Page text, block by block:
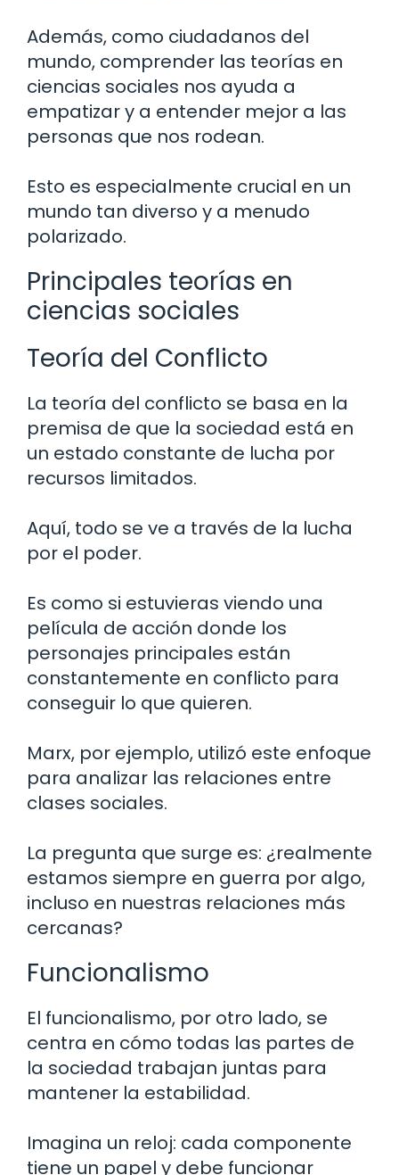
Además, como ciudadanos del
mundo, comprender las teorías en
ciencias sociales nos ayuda a
empatizar y a entender mejor a las
personas que nos rodean.
Esto es especialmente crucial en un
mundo tan diverso y a menudo
polarizado.
Principales teorías en
ciencias sociales
Teoría del Conflicto
La teoría del conflicto se basa en la
premisa de que la sociedad está en
un estado constante de lucha por
recursos limitados.
Aquí, todo se ve a través de la lucha
por el poder.
Es como si estuvieras viendo una
película de acción donde los
personajes principales están
constantemente en conflicto para
conseguir lo que quieren.
Marx, por ejemplo, utilizó este enfoque
para analizar las relaciones entre
clases sociales.
La pregunta que surge es: ¿realmente
estamos siempre en guerra por algo,
incluso en nuestras relaciones más
cercanas?
Funcionalismo
El funcionalismo, por otro lado, se
centra en cómo todas las partes de
la sociedad trabajan juntas para
mantener la estabilidad.
Imagina un reloj: cada componente
tiene un papel y debe funcionar